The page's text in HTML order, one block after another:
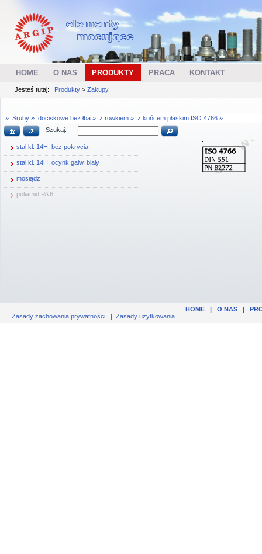
HOME O NAS PRODUKTY PRACA KONTAKT
Jesteś tutaj: Produkty > Zakupy
» Śruby » dociskowe bez łba » z rowkiem » z końcem płaskim ISO 4766 »
Szukaj:
stal kl. 14H, bez pokrycia
stal kl. 14H, ocynk galw. biały
mosiądz
poliamid PA 6
HOME| O NAS|
Zasady zachowania prywatności | Zasady użytkowania